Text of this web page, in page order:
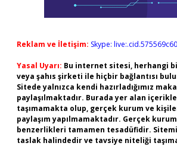
Reklam ve İletişim: Skype:
Yasal Uyarı: Bu internet sitesi, herhangi
veya şahıs şirketi ile hiçbir bağlantısı
Sitede yalnızca kendi hazırladığımız
paylaşılmaktadır. Burada yer alan
taşımamakta olup, gerçek kurum ve
paylaşım yapılmamaktadır. Gerçek
benzerlikleri tamamen tesadüfidir.
taslak halindedir ve tavsiye niteliği